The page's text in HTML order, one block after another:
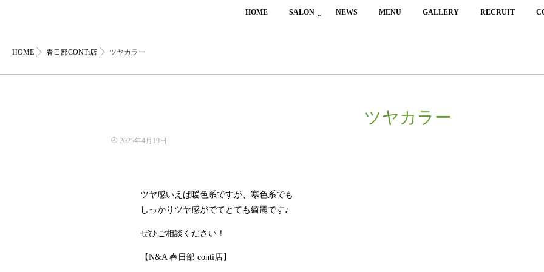
HOME SALON NEWS MENU GALLERY RECRUIT
HOME 春日部CONTi店 ツヤカラー
ツヤカラー
2025年4月19日
ツヤ感いえば暖色系ですが、寒色系でも
しっかりツヤ感がでてとても綺麗です♪
ぜひご相談ください！
【N&A 春日部 conti店】